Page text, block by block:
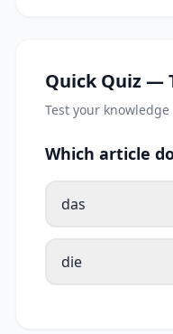
Quick Quiz —
Test your
Which article
das
die